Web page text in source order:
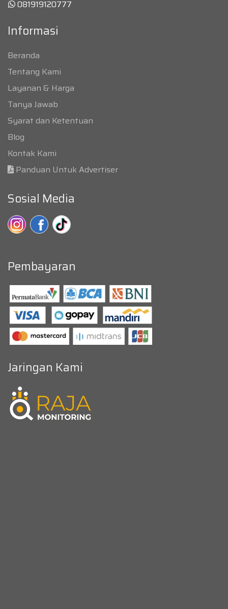
081919120777
Informasi
Beranda
Tentang Kami
Layanan & Harga
Tanya Jawab
Syarat dan Ketentuan
Blog
Kontak Kami
Panduan Untuk Advertiser
Sosial Media
Pembayaran
Jaringan Kami